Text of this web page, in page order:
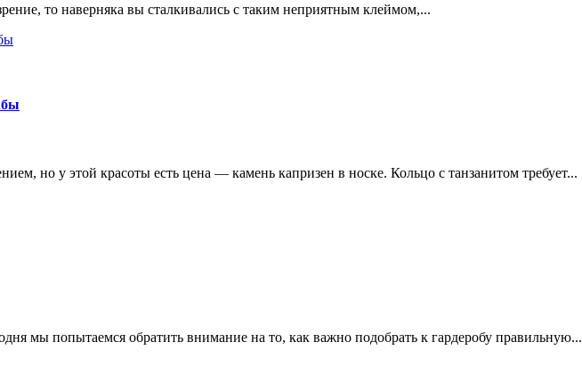
то наверняка вы сталкивались с таким неприятным клеймом,...
но у этой красоты есть цена — камень капризен в носке. Кольцо с танзанитом требует...
мы попытаемся обратить внимание на то, как важно подобрать к гардеробу правильную...